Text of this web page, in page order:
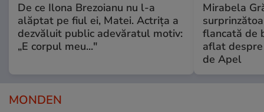
De ce Ilona Brezoianu nu l-a
alăptat pe fiul ei, Matei. Actrița a
dezvăluit public adevăratul motiv:
„E corpul meu..."
Mirabela
flancată de
aflat
de Apel
MONDEN